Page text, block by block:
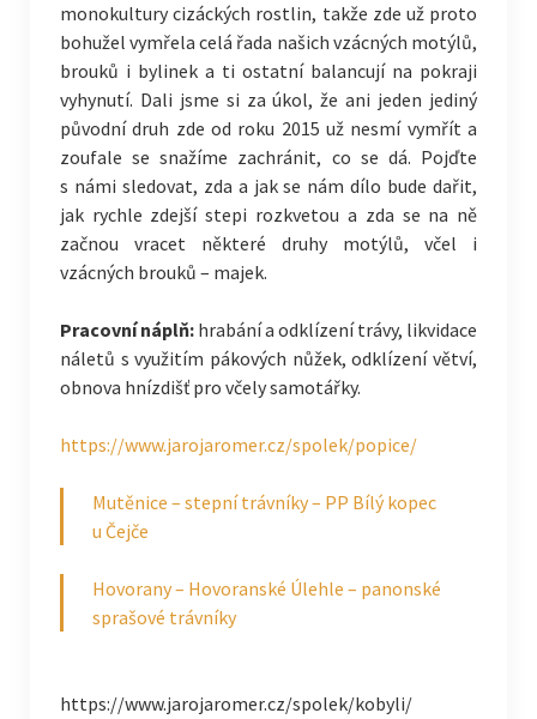
monokultury cizáckých rostlin, takže zde už proto
bohužel vymřela celá řada našich vzácných motýlů,
brouků i bylinek a ti ostatní balancují na pokraji
vyhynutí. Dali jsme si za úkol, že ani jeden jediný
původní druh zde od roku 2015 už nesmí vymřít a
zoufale se snažíme zachránit, co se dá. Pojďte
s námi sledovat, zda a jak se nám dílo bude dařit,
jak rychle zdejší stepi rozkvetou a zda se na ně
začnou vracet některé druhy motýlů, včel i
vzácných brouků – majek.
Pracovní náplň:hrabání a odklízení trávy, likvidace
náletů s využitím pákových nůžek, odklízení větví,
obnova hnízdišť pro včely samotářky.
https://www.jarojaromer.cz/spolek/popice/
Mutěnice – stepní trávníky – PP Bílý kopec
u Čejče
Hovorany – Hovoranské Úlehle – panonské
sprašové trávníky
https://www.jarojaromer.cz/spolek/kobyli/